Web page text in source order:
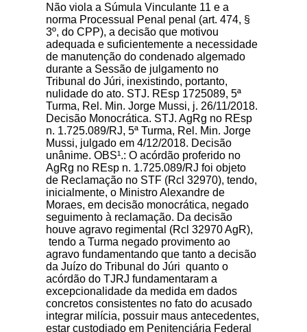
Não viola a Súmula Vinculante 11 e a
norma Processual Penal penal (art. 474, §
3º, do CPP), a decisão que motivou
adequada e suficientemente a necessidade
de manutenção do condenado algemado
durante a Sessão de julgamento no
Tribunal do Júri, inexistindo, portanto,
nulidade do ato. STJ. REsp 1725089, 5ª
Turma, Rel. Min. Jorge Mussi, j. 26/11/2018.
Decisão Monocrática. STJ. AgRg no REsp
n. 1.725.089/RJ, 5ª Turma, Rel. Min. Jorge
Mussi, julgado em 4/12/2018. Decisão
unânime. OBS¹.: O acórdão proferido no
AgRg no REsp n. 1.725.089/RJ foi objeto
de Reclamação no STF (Rcl 32970), tendo,
inicialmente, o Ministro Alexandre de
Moraes, em decisão monocrática, negado
seguimento à reclamação. Da decisão
houve agravo regimental (Rcl 32970 AgR),
tendo a Turma negado provimento ao
agravo fundamentando que tanto a decisão
da Juízo do Tribunal do Júri quanto o
acórdão do TJRJ fundamentaram a
excepcionalidade da medida em dados
concretos consistentes no fato do acusado
integrar milícia, possuir maus antecedentes,
estar custodiado em Penitenciária Federal